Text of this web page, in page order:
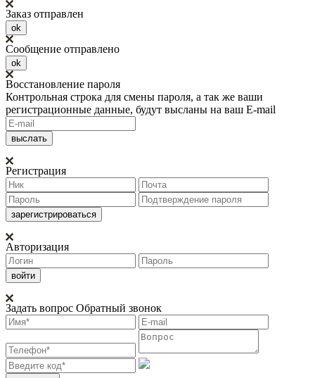
Заказ отправлен
ok
Сообщение отправлено
ok
Восстановление пароля
Контрольная строка для смены пароля, а так же ваши
регистрационные данные, будут высланы на ваш E-mail
Регистрация
Авторизация
Задать вопрос Обратный звонок